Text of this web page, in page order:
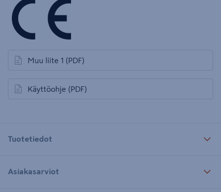
Muu liite 1 (PDF)
avautuu uuteen välilehteen
Käyttöohje (PDF)
avautuu uuteen välilehteen
Tuotetiedot
Asiakasarviot